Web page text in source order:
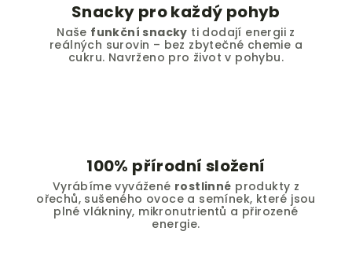
Snacky pro každý pohyb
Naše funkční snacky ti dodají energii z
reálných surovin – bez zbytečné chemie a
cukru. Navrženo pro život v pohybu.
100% přírodní složení
Vyrábíme vyvážené rostlinné produkty z
ořechů, sušeného ovoce a semínek, které jsou
plné vlákniny, mikronutrientů a přirozené
energie.